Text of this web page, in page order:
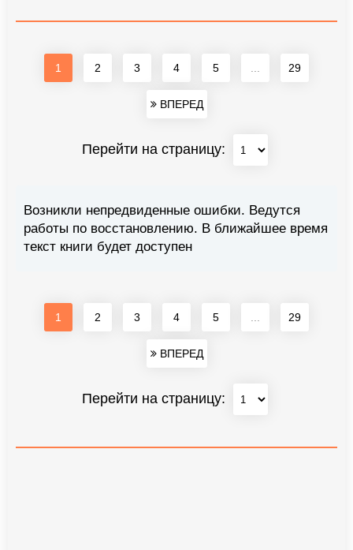
1 2 3 4 5 29
ВПЕРЕД
Перейти на страницу:
Возникли непредвиденные ошибки. Ведутся
работы по восстановлению. В ближайшее время
текст книги будет доступен
1 2 3 4 5 29
ВПЕРЕД
Перейти на страницу: